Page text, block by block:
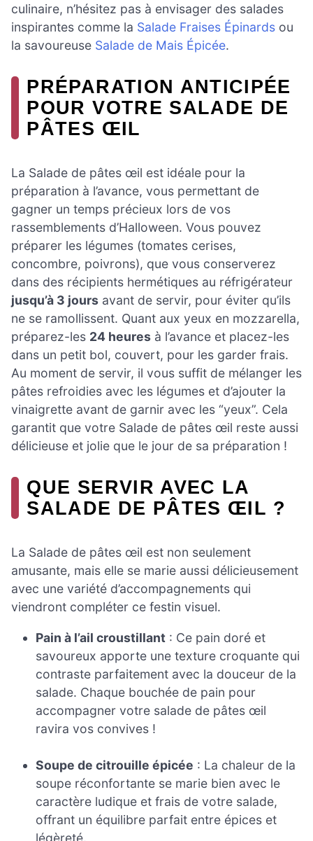
culinaire, n’hésitez pas à envisager des salades
inspirantes comme la Salade Fraises Épinards ou
la savoureuse Salade de Mais Épicée.
PRÉPARATION ANTICIPÉE
POUR VOTRE SALADE DE
PÂTES ŒIL
La Salade de pâtes œil est idéale pour la
préparation à l’avance, vous permettant de
gagner un temps précieux lors de vos
rassemblements d’Halloween. Vous pouvez
préparer les légumes (tomates cerises,
concombre, poivrons), que vous conserverez
dans des récipients hermétiques au réfrigérateur
jusqu’à 3 jours avant de servir, pour éviter qu’ils
ne se ramollissent. Quant aux yeux en mozzarella,
préparez-les 24 heures à l’avance et placez-les
dans un petit bol, couvert, pour les garder frais.
Au moment de servir, il vous suffit de mélanger les
pâtes refroidies avec les légumes et d’ajouter la
vinaigrette avant de garnir avec les “yeux”. Cela
garantit que votre Salade de pâtes œil reste aussi
délicieuse et jolie que le jour de sa préparation !
QUE SERVIR AVEC LA
SALADE DE PÂTES ŒIL ?
La Salade de pâtes œil est non seulement
amusante, mais elle se marie aussi délicieusement
avec une variété d’accompagnements qui
viendront compléter ce festin visuel.
Pain à l’ail croustillant : Ce pain doré et
savoureux apporte une texture croquante qui
contraste parfaitement avec la douceur de la
salade. Chaque bouchée de pain pour
accompagner votre salade de pâtes œil
ravira vos convives !
Soupe de citrouille épicée : La chaleur de la
soupe réconfortante se marie bien avec le
caractère ludique et frais de votre salade,
offrant un équilibre parfait entre épices et
légèreté.